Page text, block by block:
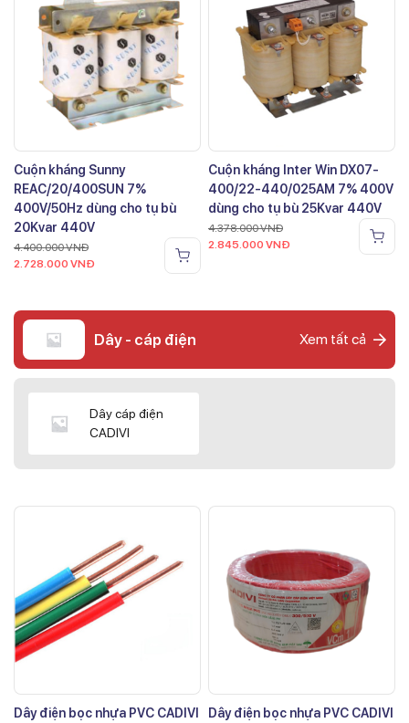
Cuộn kháng Sunny
REAC/20/400SUN 7%
400V/50Hz dùng cho tụ bù
20Kvar 440V
4.400.000VNĐ
2.728.000 VNĐ
Cuộn kháng Inter Win DX07-
400/22-440/025AM 7% 400V
dùng cho tụ bù 25Kvar 440V
4.378.000VNĐ
2.845.000 VNĐ
Dây - cáp điện Xem tất cả
Dây cáp điện
CADIVI
Dây điện bọc nhựa PVC CADIVI
Dây điện bọc nhựa PVC CADIVI